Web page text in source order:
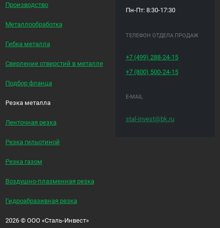
Производство
Металлообработка
Гибка металла
Сверление отверстий в металле
Подбор фланца
Резка металла
Ленточная резка
Резка гильотиной
Резка газом
Воздушно-плазменная резка
Гидроабразивная резка
Пн-Пт: 8:30-17:30
ТЕЛЕФОН ОТДЕЛА ПРОДАЖ
+7 (499) 288-24-15
+7 (800) 500-24-15
E-MAIL
stal-invest@bk.ru
2026 ©ООО «Сталь-Инвест»